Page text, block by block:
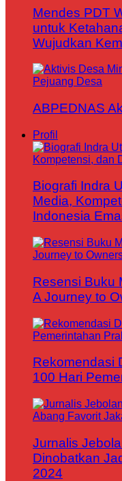
Mendes PDT
untuk
Wujudkan
ABPEDNAS
Profil
Biografi Indra
Media,
Indonesia
Resensi Buku
A Journey to
Rekomendasi
100 Hari
Jurnalis
Dinobatkan
2024